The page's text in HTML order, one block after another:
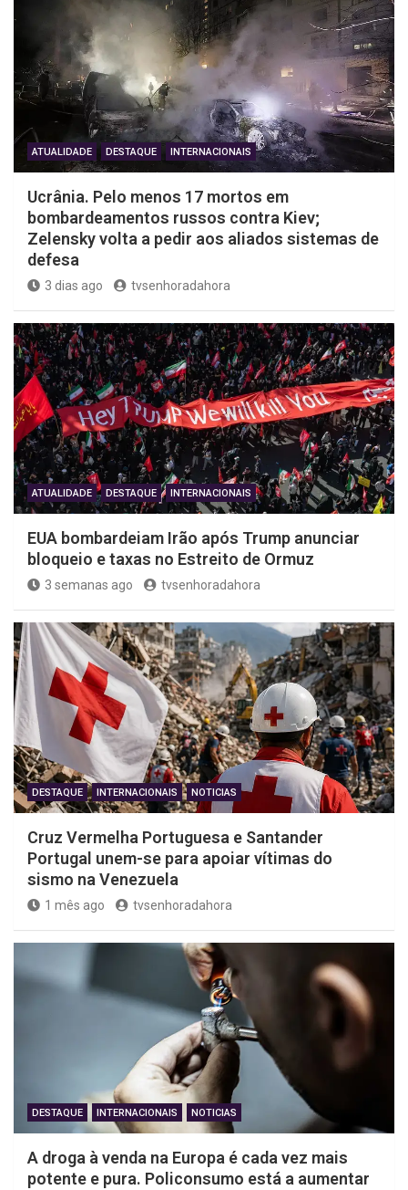
ATUALIDADE DESTAQUE INTERNACIONAIS
Ucrânia. Pelo menos 17 mortos em
bombardeamentos russos contra Kiev;
Zelensky volta a pedir aos aliados sistemas de
defesa
3 dias ago tvsenhoradahora
ATUALIDADE DESTAQUE INTERNACIONAIS
EUA bombardeiam Irão após Trump anunciar
bloqueio e taxas no Estreito de Ormuz
3 semanas ago tvsenhoradahora
DESTAQUE INTERNACIONAIS NOTICIAS
Cruz Vermelha Portuguesa e Santander
Portugal unem-se para apoiar vítimas do
sismo na Venezuela
1 mês ago tvsenhoradahora
DESTAQUE INTERNACIONAIS NOTICIAS
A droga à venda na Europa é cada vez mais
potente e pura. Policonsumo está a aumentar